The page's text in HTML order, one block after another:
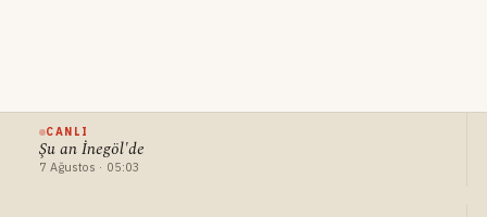
CANLI
Şu an İnegöl'de
7 Ağustos · 05:03